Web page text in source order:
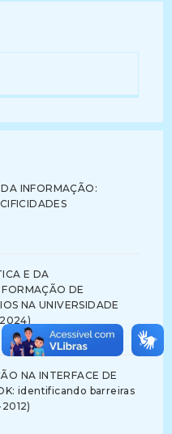
INFORMAÇÃO:
E DA
DE
NA UNIVERSIDADE
NA INTERFACE DE
identificando barreiras